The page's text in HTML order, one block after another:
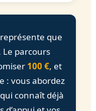
que
parcours
100 €, et
: vous abordez
connaît déjà